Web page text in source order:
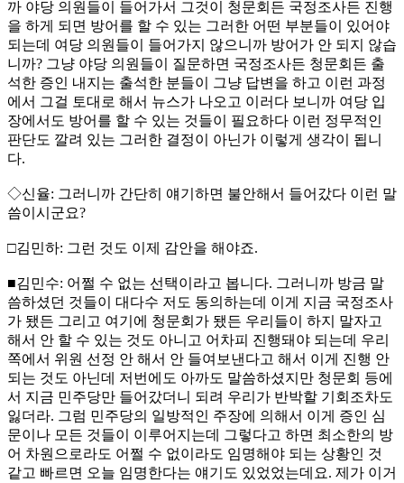
까 야당 의원들이 들어가서 그것이 청문회든 국정조사든 진행
을 하게 되면 방어를 할 수 있는 그러한 어떤 부분들이 있어야
되는데 여당 의원들이 들어가지 않으니까 방어가 안 되지 않습
니까? 그냥 야당 의원들이 질문하면 국정조사든 청문회든 출
석한 증인 내지는 출석한 분들이 그냥 답변을 하고 이런 과정
에서 그걸 토대로 해서 뉴스가 나오고 이러다 보니까 여당 입
장에서도 방어를 할 수 있는 것들이 필요하다 이런 정무적인
판단도 깔려 있는 그러한 결정이 아닌가 이렇게 생각이 됩니
다.
◇신율: 그러니까 간단히 얘기하면 불안해서 들어갔다 이런 말
씀이시군요?
□김민하: 그런 것도 이제 감안을 해야죠.
■김민수: 어쩔 수 없는 선택이라고 봅니다. 그러니까 방금 말
씀하셨던 것들이 대다수 저도 동의하는데 이게 지금 국정조사
가 됐든 그리고 여기에 청문회가 됐든 우리들이 하지 말자고
해서 안 할 수 있는 것도 아니고 어차피 진행돼야 되는데 우리
쪽에서 위원 선정 안 해서 안 들여보낸다고 해서 이게 진행 안
되는 것도 아닌데 저번에도 아까도 말씀하셨지만 청문회 등에
서 지금 민주당만 들어갔더니 되려 우리가 반박할 기회조차도
잃더라. 그럼 민주당의 일방적인 주장에 의해서 이게 증인 심
문이나 모든 것들이 이루어지는데 그렇다고 하면 최소한의 방
어 차원으로라도 어쩔 수 없이라도 임명해야 되는 상황인 것
같고 빠르면 오늘 임명한다는 얘기도 있었었는데요. 제가 이거